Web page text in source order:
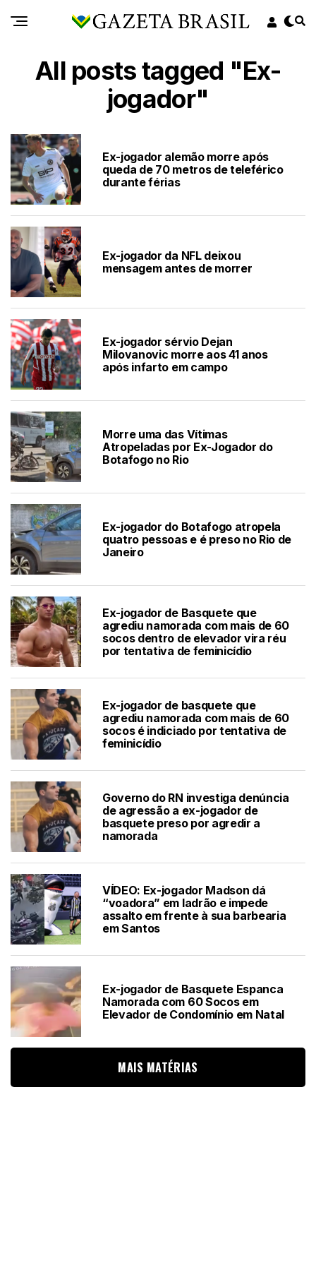
All posts tagged "Ex-
jogador"
Ex-jogador alemão morre após
queda de 70 metros de teleférico
durante férias
Ex-jogador da NFL deixou
mensagem antes de morrer
Ex-jogador sérvio Dejan
Milovanovic morre aos 41 anos
após infarto em campo
Morre uma das Vítimas
Atropeladas por Ex-Jogador do
Botafogo no Rio
Ex-jogador do Botafogo atropela
quatro pessoas e é preso no Rio de
Janeiro
Ex-jogador de Basquete que
agrediu namorada com mais de 60
socos dentro de elevador vira réu
por tentativa de feminicídio
Ex-jogador de basquete que
agrediu namorada com mais de 60
socos é indiciado por tentativa de
feminicídio
Governo do RN investiga denúncia
de agressão a ex-jogador de
basquete preso por agredir a
namorada
VÍDEO: Ex-jogador Madson dá
“voadora” em ladrão e impede
assalto em frente à sua barbearia
em Santos
Ex-jogador de Basquete Espanca
Namorada com 60 Socos em
Elevador de Condomínio em Natal
MAIS MATÉRIAS